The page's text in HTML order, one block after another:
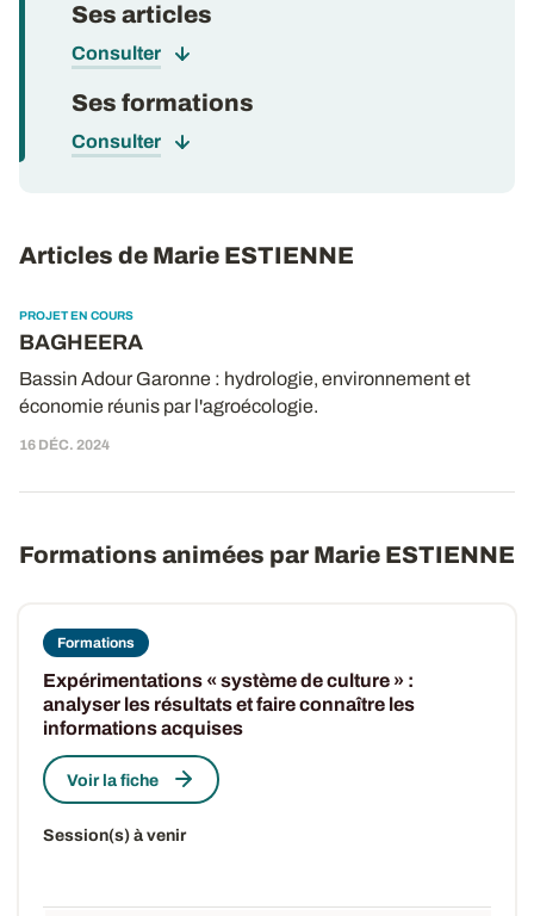
Ses articles
Consulter
Ses formations
Consulter
Articles de Marie ESTIENNE
PROJET EN COURS
BAGHEERA
Bassin Adour Garonne : hydrologie, environnement et
économie réunis par l'agroécologie.
16 DÉC. 2024
Formations animées par Marie ESTIENNE
Formations
Expérimentations « système de culture » :
analyser les résultats et faire connaître les
informations acquises
Voir la fiche
Session(s) à venir